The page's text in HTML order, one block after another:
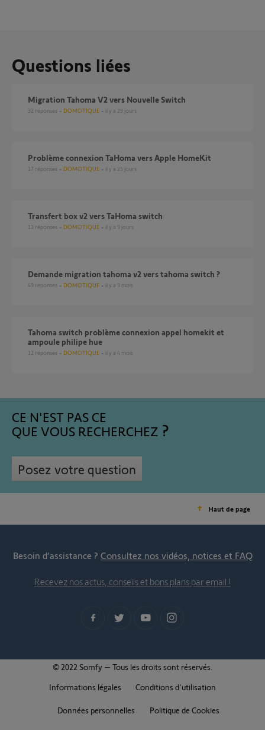
Questions liées
Migration Tahoma V2 vers Nouvelle Switch
32 réponses DOMOTIQUE il y a 29 jours
Problème connexion TaHoma vers Apple HomeKit
17 réponses DOMOTIQUE il y a 25 jours
Transfert box v2 vers TaHoma switch
13 réponses DOMOTIQUE il y a 9 jours
demande migration tahoma v2 vers tahoma switch ?
49 réponses DOMOTIQUE il y a 3 mois
Tahoma switch problème connexion appel homekit et
ampoule philipe hue
12 réponses DOMOTIQUE il y a 4 mois
CE N'EST PAS CE
QUE VOUS RECHERCHEZ
Posez votre question
Haut de page
Besoin d’assistance ? Consultez nos vidéos, notices et FAQ
Recevez nos actus, conseils et bons plans par email !
© 2022 Somfy – Tous les droits sont réservés.
Informations légales
Conditions d'utilisation
Données personnelles Politique de Cookies